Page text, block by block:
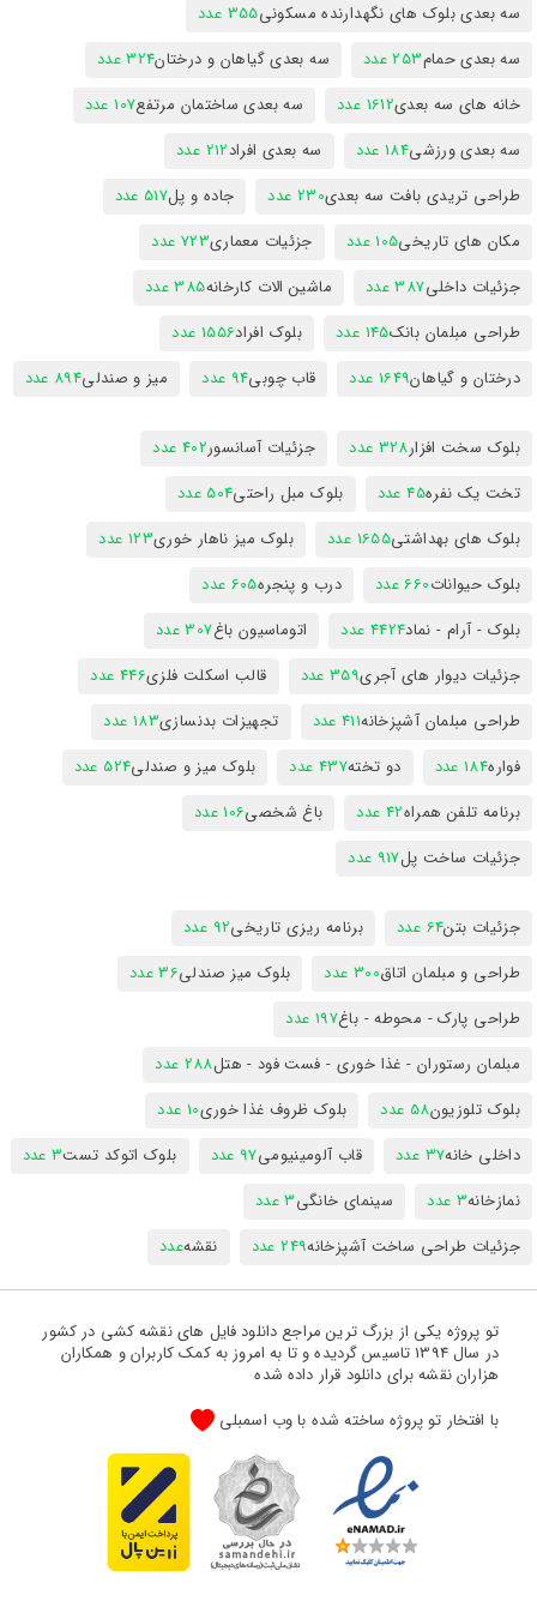
سه بعدی بلوک های نگهدارنده مسکونی355 عدد
سه بعدی حمام253 عدد سه بعدی گیاهان و درختان324 عدد
خانه های سه بعدی1612 عدد سه بعدی ساختمان مرتفع107 عدد
سه بعدی ورزشی184 عدد سه بعدی افراد212 عدد
طراحی تریدی بافت سه بعدی230 عدد جاده و پل517 عدد
مکان های تاریخی105 عدد جزئیات معماری723 عدد
جزئیات داخلی387 عدد ماشین الات کارخانه385 عدد
طراحی مبلمان بانک145 عدد بلوک افراد1556 عدد
درختان و گیاهان1649 عدد قاب چوبی94 عدد میز و صندلی894 عدد
بلوک سخت افزار328 عدد جزئیات آسانسور402 عدد
تخت یک نفره45 عدد بلوک مبل راحتی504 عدد
بلوک های بهداشتی1655 عدد بلوک میز ناهار خوری123 عدد
بلوک حیوانات660 عدد درب و پنجره605 عدد
بلوک - آرام - نماد4424 عدد اتوماسیون باغ307 عدد
جزئیات دیوار های آجری359 عدد قالب اسکلت فلزی446 عدد
طراحی مبلمان آشپزخانه411 عدد تجهیزات بدنسازی183 عدد
فواره184 عدد دو تخته437 عدد بلوک میز و صندلی524 عدد
برنامه تلفن همراه42 عدد باغ شخصی106 عدد
جزئیات ساخت پل917 عدد
جزئیات بتن64 عدد برنامه ریزی تاریخی92 عدد
طراحی و مبلمان اتاق300 عدد بلوک میز صندلی36 عدد
طراحی پارک - محوطه - باغ197 عدد
مبلمان رستوران - غذا خوری - فست فود - هتل288 عدد
بلوک تلوزیون58 عدد بلوک ظروف غذا خوری10 عدد
داخلی خانه37 عدد قاب آلومینیومی97 عدد بلوک اتوکد تست3 عدد
نمازخانه3 عدد سینمای خانگی3 عدد
جزئیات طراحی ساخت آشپزخانه249 عدد نقشهعدد
تو پروژه یکی از بزرگ ترین مراجع دانلود فایل های نقشه کشی در کشور
در سال 1394 تاسیس گردیده و تا به امروز به کمک کاربران و همکاران
هزاران نقشه برای دانلود قرار داده شده
با افتخار تو پروژه ساخته شده با وب اسمبلی